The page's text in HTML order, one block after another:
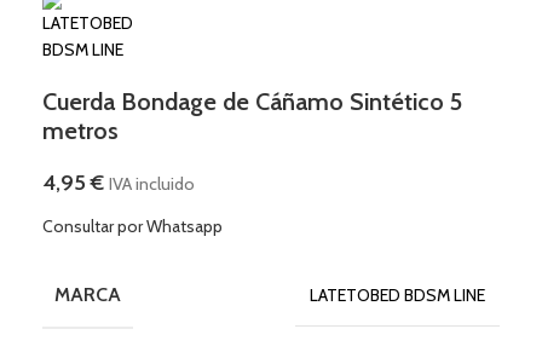
Cuerda Bondage de Cáñamo Sintético 5
metros
4,95€ IVA incluido
Consultar por Whatsapp
MARCA LATETOBED BDSM LINE